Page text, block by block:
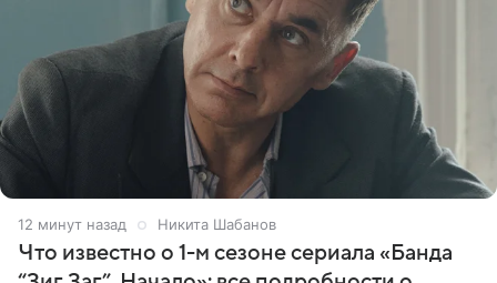
12 минут назад Никита Шабанов
Что известно о 1-м сезоне сериала «Банда